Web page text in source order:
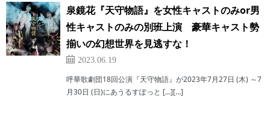
泉鏡花『天守物語』を女性キャストのみor男
性キャストのみの別班上演 豪華キャスト勢
揃いの幻想世界を見逃すな！
2023.06.19
呼華歌劇団18回公演『天守物語』が2023年7月27日 (木) ～7
月30日 (日)にあうるすぽっと […][…]